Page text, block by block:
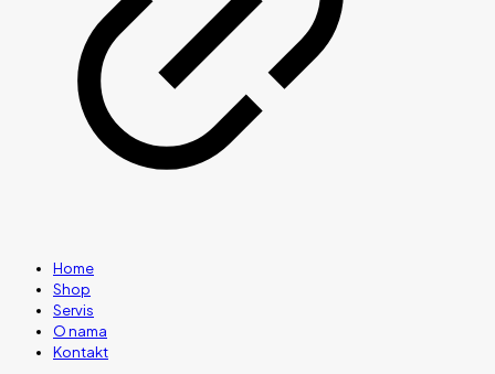
Home
Shop
Servis
O nama
Kontakt